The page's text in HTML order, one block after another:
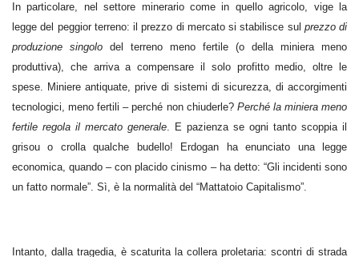
In particolare, nel settore minerario come in quello agricolo, vige la
legge del peggior terreno: il prezzo di mercato si stabilisce sul prezzo di
produzione singolo del terreno meno fertile (o della miniera meno
produttiva), che arriva a compensare il solo profitto medio, oltre le
spese. Miniere antiquate, prive di sistemi di sicurezza, di accorgimenti
tecnologici, meno fertili – perché non chiuderle? Perché la miniera meno
fertile regola il mercato generale. E pazienza se ogni tanto scoppia il
grisou o crolla qualche budello! Erdogan ha enunciato una legge
economica, quando – con placido cinismo – ha detto: “Gli incidenti sono
un fatto normale”. Sì, è la normalità del “Mattatoio Capitalismo”.
Intanto, dalla tragedia, è scaturita la collera proletaria: scontri di strada